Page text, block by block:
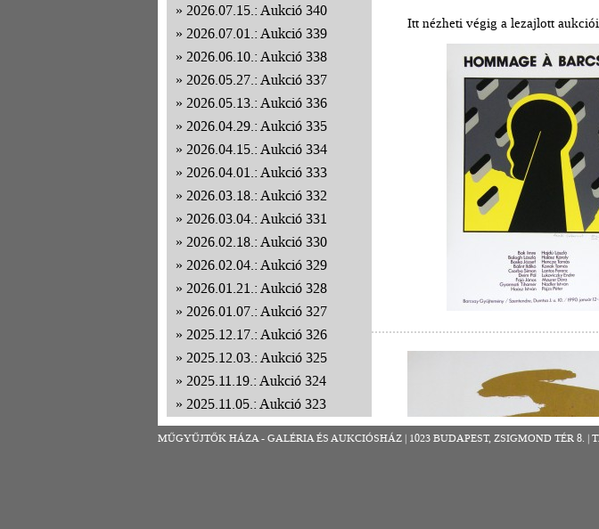
2026.07.15.: Aukció 340
2026.07.01.: Aukció 339
2026.06.10.: Aukció 338
2026.05.27.: Aukció 337
2026.05.13.: Aukció 336
2026.04.29.: Aukció 335
2026.04.15.: Aukció 334
2026.04.01.: Aukció 333
2026.03.18.: Aukció 332
2026.03.04.: Aukció 331
2026.02.18.: Aukció 330
2026.02.04.: Aukció 329
2026.01.21.: Aukció 328
2026.01.07.: Aukció 327
2025.12.17.: Aukció 326
2025.12.03.: Aukció 325
2025.11.19.: Aukció 324
2025.11.05.: Aukció 323
2025.10.22.: Aukció 322
Itt nézheti végig a lezajlott
MŰGYŰJTŐK HÁZA - GALÉRIA ÉS AUKCIÓSHÁZ | 1023 BUDAPEST, ZSIGMOND TÉR 8. |